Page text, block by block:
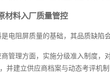
材料入厂质量管控
是电阻屏质量的基础，其品质缺陷
管理方面，实施分级准入制度，
并建立供应商档案与动态考评机